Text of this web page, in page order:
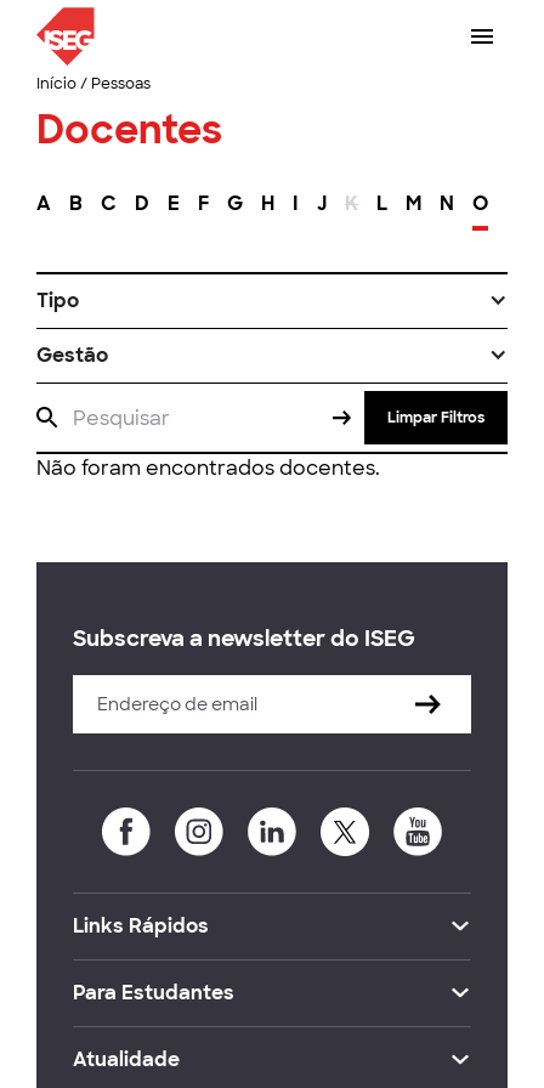
Início/ Pessoas
Docentes
A B C D E F G H I J K L M N O
Tipo
Gestão
Limpar Filtros
Não foram encontrados docentes.
Subscreva a newsletter do ISEG
Links Rápidos
Para Estudantes
Atualidade